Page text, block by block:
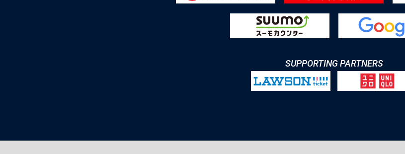
SUPPORTING PARTNERS